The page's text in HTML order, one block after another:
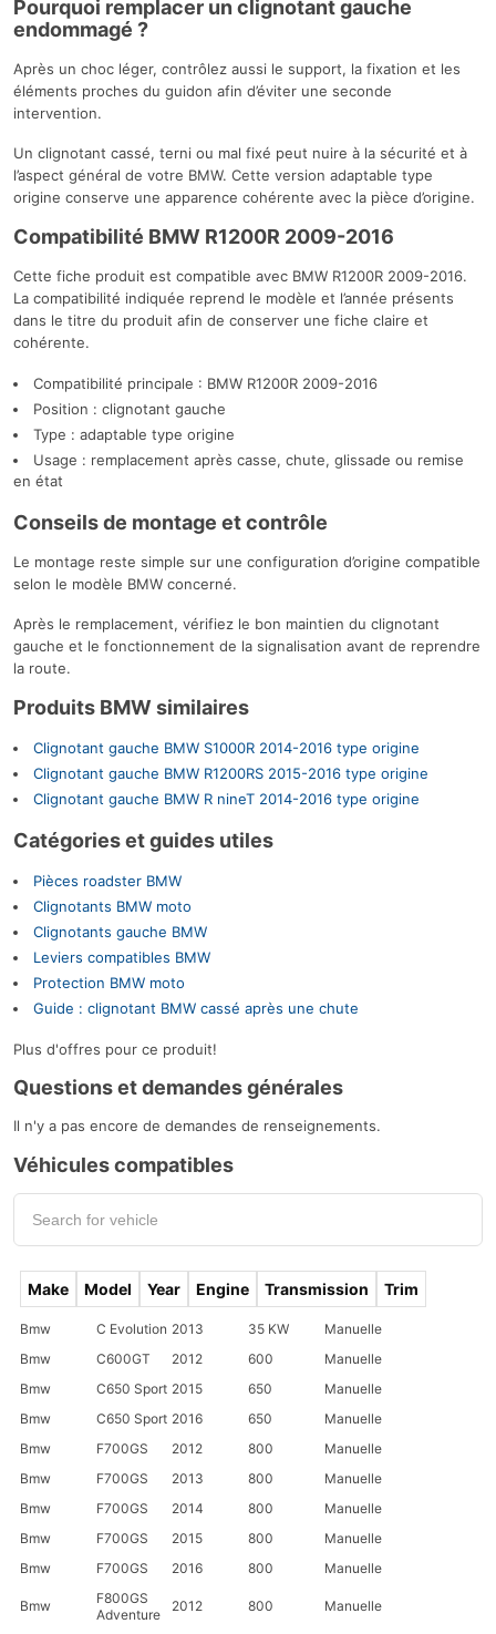
Pourquoi remplacer un clignotant gauche
endommagé ?
Après un choc léger, contrôlez aussi le support, la fixation et les
éléments proches du guidon afin d’éviter une seconde
intervention.
Un clignotant cassé, terni ou mal fixé peut nuire à la sécurité et à
l’aspect général de votre BMW. Cette version adaptable type
origine conserve une apparence cohérente avec la pièce d’origine.
Compatibilité BMW R1200R 2009-2016
Cette fiche produit est compatible avec BMW R1200R 2009-2016.
La compatibilité indiquée reprend le modèle et l’année présents
dans le titre du produit afin de conserver une fiche claire et
cohérente.
Compatibilité principale : BMW R1200R 2009-2016
Position : clignotant gauche
Type : adaptable type origine
Usage : remplacement après casse, chute, glissade ou remise
en état
Conseils de montage et contrôle
Le montage reste simple sur une configuration d’origine compatible
selon le modèle BMW concerné.
Après le remplacement, vérifiez le bon maintien du clignotant
gauche et le fonctionnement de la signalisation avant de reprendre
la route.
Produits BMW similaires
Clignotant gauche BMW S1000R 2014-2016 type origine
Clignotant gauche BMW R1200RS 2015-2016 type origine
Clignotant gauche BMW R nineT 2014-2016 type origine
Catégories et guides utiles
Pièces roadster BMW
Clignotants BMW moto
Clignotants gauche BMW
Leviers compatibles BMW
Protection BMW moto
Guide : clignotant BMW cassé après une chute
Plus d'offres pour ce produit!
Questions et demandes générales
Il n'y a pas encore de demandes de renseignements.
Véhicules compatibles
Make Model Year Engine Transmission Trim
Bmw C Evolution 2013 35 KW
Manuelle
Bmw
C600GT 2012 600
Manuelle
Bmw
C650 Sport 2015 650
Manuelle
Bmw
C650 Sport 2016 650
Manuelle
Bmw
F700GS 2012 800
Manuelle
Bmw
F700GS 2013 800
Manuelle
Bmw
F700GS 2014 800
Manuelle
Bmw
F700GS 2015 800
Manuelle
Bmw
F700GS 2016 800 Manuelle
Bmw
F800GS
Adventure
2012 800 Manuelle